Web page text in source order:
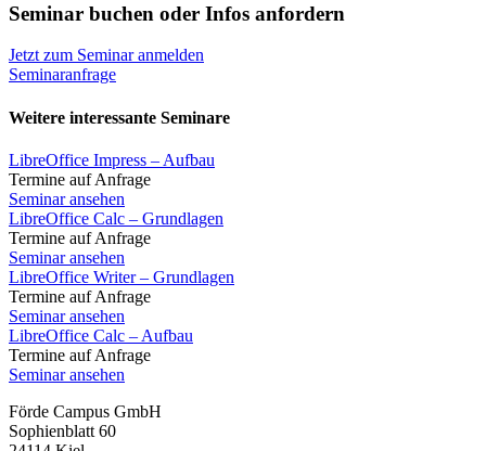
Seminar buchen oder Infos anfordern
Jetzt zum Seminar anmelden
Seminaranfrage
Weitere interessante Seminare
LibreOffice Impress – Aufbau
Termine auf Anfrage
Seminar ansehen
LibreOffice Calc – Grundlagen
Termine auf Anfrage
Seminar ansehen
LibreOffice Writer – Grundlagen
Termine auf Anfrage
Seminar ansehen
LibreOffice Calc – Aufbau
Termine auf Anfrage
Seminar ansehen
Förde Campus GmbH
Sophienblatt 60